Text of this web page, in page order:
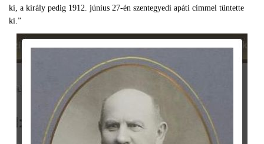
ki, a király pedig 1912. június 27-én szentegyedi apáti címmel tüntette
ki.”